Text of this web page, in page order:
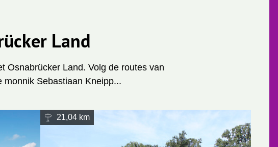
Land
Osnabrücker Land. Volg de routes van
Sebastiaan Kneipp...
21,04 km